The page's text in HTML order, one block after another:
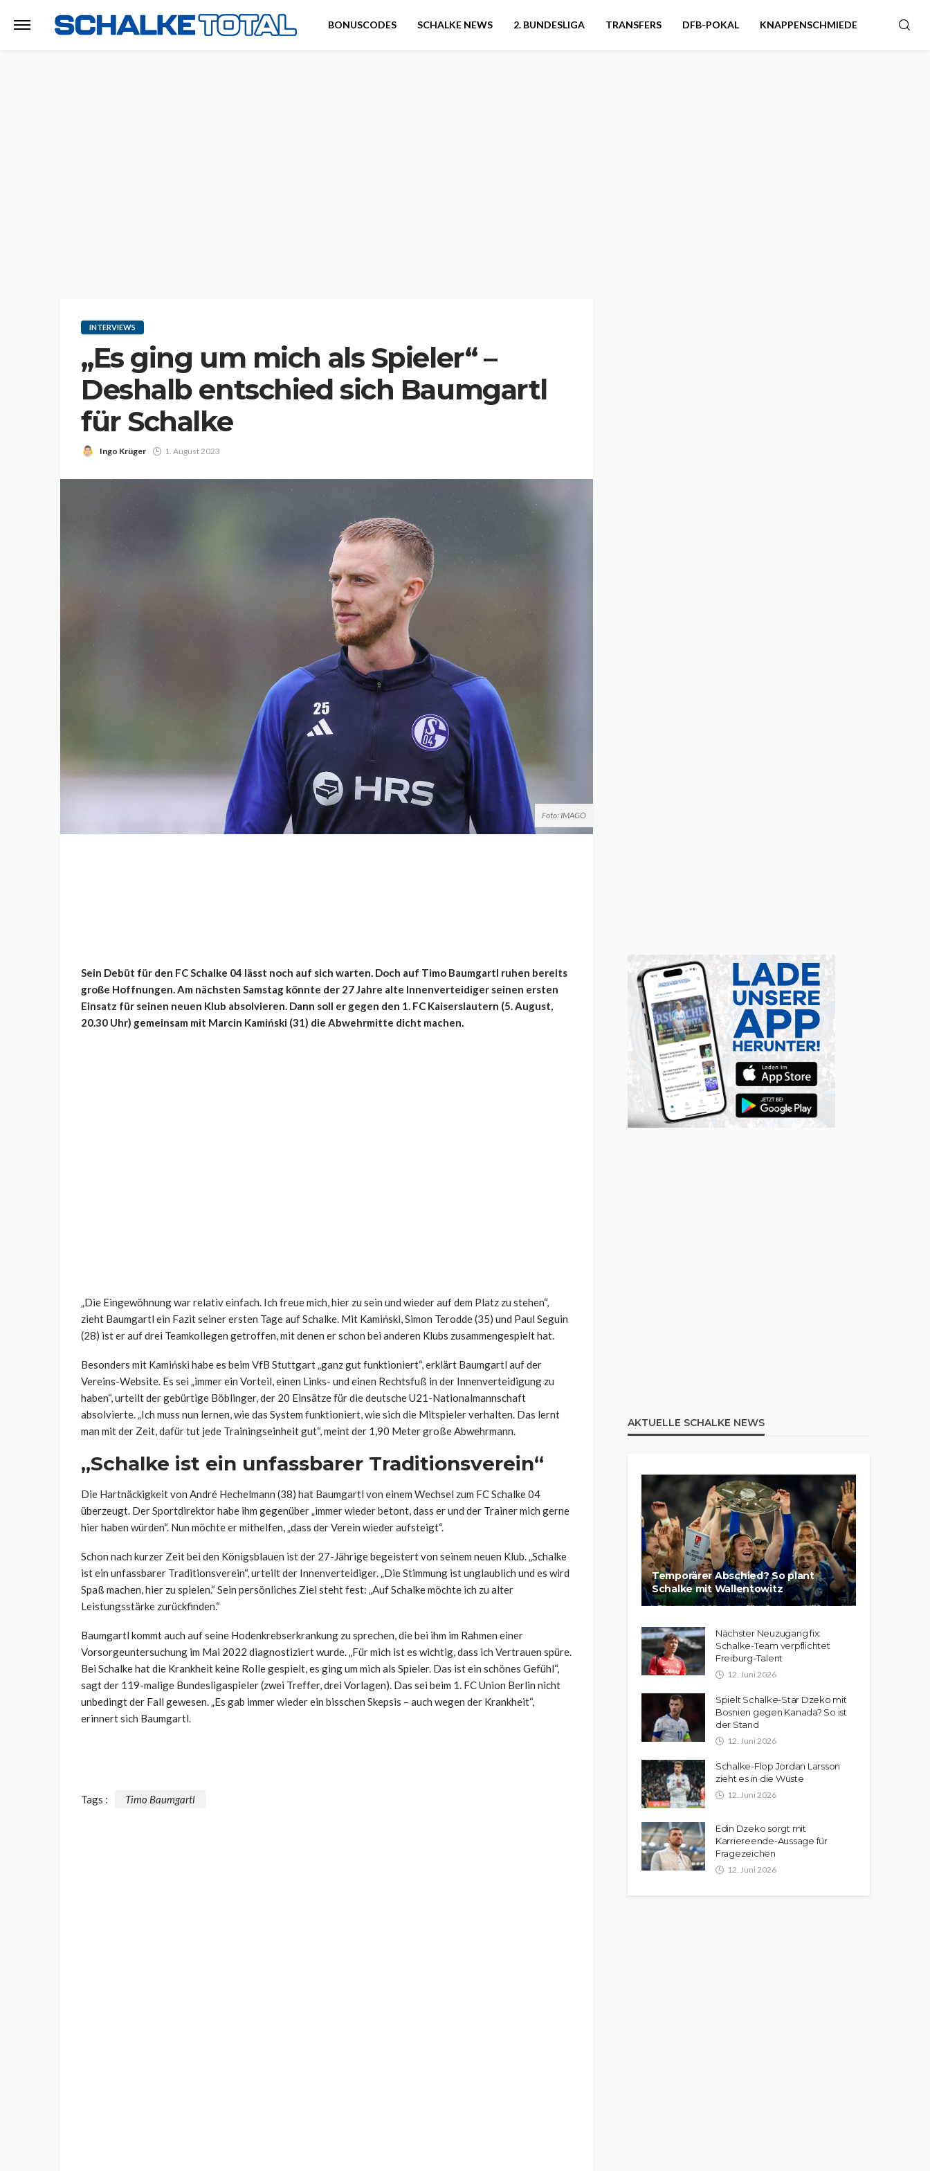
BONUSCODES SCHALKE NEWS 2. BUNDESLIGA TRANSFERS DFB-POKAL KNAPPENSCHMIEDE
INTERVIEWS
„Es ging um mich als Spieler“ –
Deshalb entschied sich Baumgartl
für Schalke
Ingo Krüger 1. August 2023
Foto: IMAGO
Sein Debüt für den FC Schalke 04 lässt noch auf sich warten. Doch auf Timo Baumgartl ruhen bereits
große Hoffnungen. Am nächsten Samstag könnte der 27 Jahre alte Innenverteidiger seinen ersten
Einsatz für seinen neuen Klub absolvieren. Dann soll er gegen den 1. FC Kaiserslautern (5. August,
20.30 Uhr) gemeinsam mit Marcin Kamiński (31) die Abwehrmitte dicht machen.
„Die Eingewöhnung war relativ einfach. Ich freue mich, hier zu sein und wieder auf dem Platz zu stehen“,
zieht Baumgartl ein Fazit seiner ersten Tage auf Schalke. Mit Kamiński, Simon Terodde (35) und Paul Seguin
(28) ist er auf drei Teamkollegen getroffen, mit denen er schon bei anderen Klubs zusammengespielt hat.
Besonders mit Kamiński habe es beim VfB Stuttgart „ganz gut funktioniert“, erklärt Baumgartl auf der
Vereins-Website. Es sei „immer ein Vorteil, einen Links- und einen Rechtsfuß in der Innenverteidigung zu
haben“, urteilt der gebürtige Böblinger, der 20 Einsätze für die deutsche U21-Nationalmannschaft
absolvierte. „Ich muss nun lernen, wie das System funktioniert, wie sich die Mitspieler verhalten. Das lernt
man mit der Zeit, dafür tut jede Trainingseinheit gut“, meint der 1,90 Meter große Abwehrmann.
„Schalke ist ein unfassbarer Traditionsverein“
Die Hartnäckigkeit von André Hechelmann (38) hat Baumgartl von einem Wechsel zum FC Schalke 04
überzeugt. Der Sportdirektor habe ihm gegenüber „immer wieder betont, dass er und der Trainer mich gerne
hier haben würden“. Nun möchte er mithelfen, „dass der Verein wieder aufsteigt“.
Schon nach kurzer Zeit bei den Königsblauen ist der 27-Jährige begeistert von seinem neuen Klub. „Schalke
ist ein unfassbarer Traditionsverein“, urteilt der Innenverteidiger. „Die Stimmung ist unglaublich und es wird
Spaß machen, hier zu spielen.“ Sein persönliches Ziel steht fest: „Auf Schalke möchte ich zu alter
Leistungsstärke zurückfinden.“
Baumgartl kommt auch auf seine Hodenkrebserkrankung zu sprechen, die bei ihm im Rahmen einer
Vorsorgeuntersuchung im Mai 2022 diagnostiziert wurde. „Für mich ist es wichtig, dass ich Vertrauen spüre.
Bei Schalke hat die Krankheit keine Rolle gespielt, es ging um mich als Spieler. Das ist ein schönes Gefühl“,
sagt der 119-malige Bundesligaspieler (zwei Treffer, drei Vorlagen). Das sei beim 1. FC Union Berlin nicht
unbedingt der Fall gewesen. „Es gab immer wieder ein bisschen Skepsis – auch wegen der Krankheit“,
erinnert sich Baumgartl.
Tags : Timo Baumgartl
AKTUELLE SCHALKE NEWS
Temporärer Abschied? So plant
Schalke mit Wallentowitz
Nächster Neuzugang fix:
Schalke-Team verpflichtet
Freiburg-Talent
12. Juni 2026
Spielt Schalke-Star Dzeko mit
Bosnien gegen Kanada? So ist
der Stand
12. Juni 2026
Schalke-Flop Jordan Larsson
zieht es in die Wüste
12. Juni 2026
Edin Dzeko sorgt mit
Karriereende-Aussage für
Fragezeichen
12. Juni 2026